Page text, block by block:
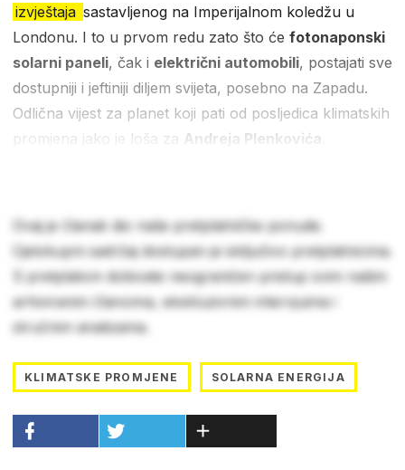
izvještaja sastavljenog na Imperijalnom koledžu u
Londonu. I to u prvom redu zato što će fotonaponski
solarni paneli, čak i električni automobili, postajati sve
dostupniji i jeftiniji diljem svijeta, posebno na Zapadu.
Odlična vijest za planet koji pati od posljedica klimatskih
promjena jako je loša za Andreja Plenkovića
Ovaj je članak dio naše pretplatničke ponude.
Cjelokupni sadržaj dostupan je isključivo pretplatnicima.
S pretplatom dobivate neograničen pristup svim našim
arhiviranim člancima, ekskluzivnim intervjuima i
stručnim analizama.
KLIMATSKE PROMJENE SOLARNA ENERGIJA